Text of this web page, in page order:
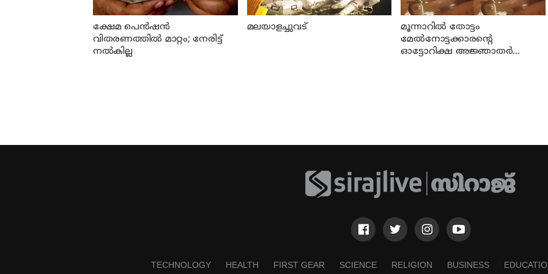
ക്ഷേമ പെന്‍ഷന്‍
വിതരണത്തില്‍ മാറ്റം; നേരിട്ട്
നല്‍കില്ല
മലയാളച്ചുവട്
മൂന്നാറില്‍ തോട്ടം
മേല്‍നോട്ടക്കാരന്റെ
ഓട്ടോറിക്ഷ അജ്ഞാതര്‍
TECHNOLOGY HEALTH FIRST GEAR SCIENCE RELIGION BUSINESS